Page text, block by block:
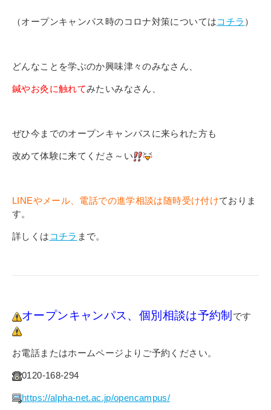
（オープンキャンパス時のコロナ対策についてはコチラ ）
どんなことを学ぶのか興味津々のみなさん、
鍼やお灸に触れてみたいみなさん、
ぜひ今までのオープンキャンパスに来られた方も
改めて体験に来てくださ～い
LINEやメール、電話での進学相談は随時受け付けておりま
す。
詳しくは コチラ まで。
オープンキャンパス、個別相談は予約制 です
お電話またはホームページよりご予約ください。
0120-168-294
https://alpha-net.ac.jp/opencampus/